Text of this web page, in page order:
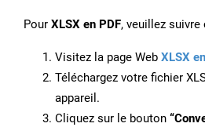
Pour XLSX en PDF, veuillez suivre
Visitez la page Web XLSX
Téléchargez votre fichier
appareil.
Cliquez sur le bouton